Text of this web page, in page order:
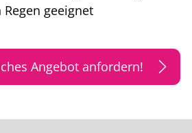
geeignet
Angebot anfordern!